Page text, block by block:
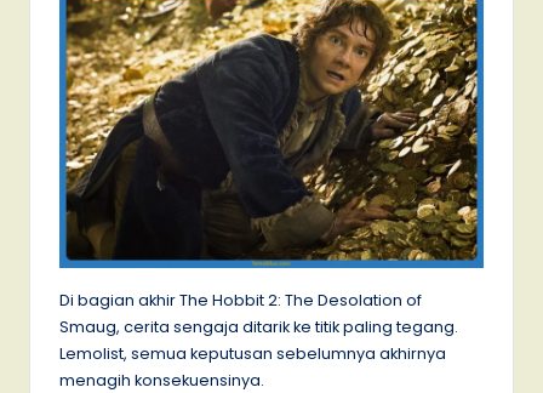
Di bagian akhir The Hobbit 2: The Desolation of
Smaug, cerita sengaja ditarik ke titik paling tegang.
Lemolist, semua keputusan sebelumnya akhirnya
menagih konsekuensinya.